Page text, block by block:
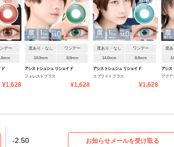
デー
ド
¥1,628
度あり・なし ワンデー
14.0mm 8.6mm
アシストシュシュ リシェイド
フォレストグラス
¥1,628
度あり・なし ワンデー
14.0mm 8.6mm
アシストシュシュ リシェイド
スプライトグラス
¥1,628
度あ
アシス
アクア
-2.50 お知らせメールを受け取る